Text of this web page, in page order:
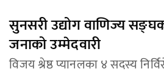
सुनसरी उद्योग वाणिज्य
जनाको उम्मेदवारी
विजय श्रेष्ठ प्यानलका ४ सदस्य